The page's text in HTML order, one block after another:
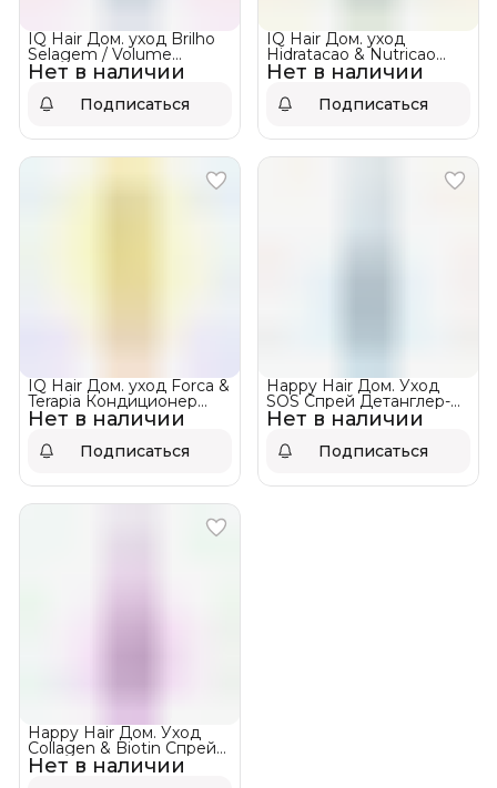
Нет в наличии
IQ Hair Дом. уход Brilho
Selagem / Volume
Кондиционер
Уплотнение и Блеск
Подписаться
Нет в наличии
IQ Hair Дом. уход
Hidratacao & Nutricao
Кондиционер
Увлажнение и питание
Подписаться
Нет в наличии
IQ Hair Дом. уход Forсa &
Terapia Кондиционер
Сила и Восстановление !
НЕТ В НАЛИЧИИ
Подписаться
Нет в наличии
Happy Hair Дом. Уход
SOS Спрей Детанглер-
кондиционер !НЕТ В
НАЛИЧИИ
Подписаться
Нет в наличии
Happy Hair Дом. Уход
Collagen & Biotin Спрей
Детанглер-кондиционер
!НЕТ В НАЛИЧИИ